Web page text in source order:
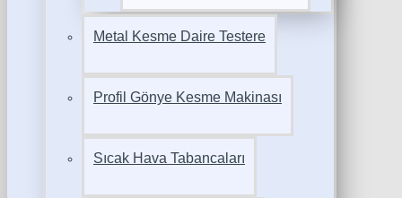
Metal Kesme Daire Testere
Profil Gönye Kesme Makinası
Sıcak Hava Tabancaları